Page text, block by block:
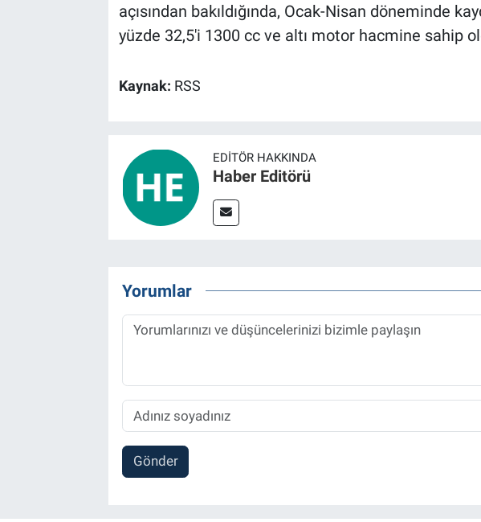
açısından bakıldığında, Ocak-Nisan döneminde
yüzde 32,5'i 1300 cc ve altı motor hacmine sahip
Kaynak: RSS
EDITÖR HAKKINDA
Haber Editörü
Yorumlar
Gönder